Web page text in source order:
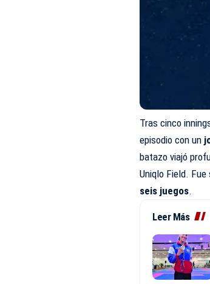
Tras cinco
episodio con un
batazo viajó
Uniqlo Field. Fue
seis juegos.
Leer Más